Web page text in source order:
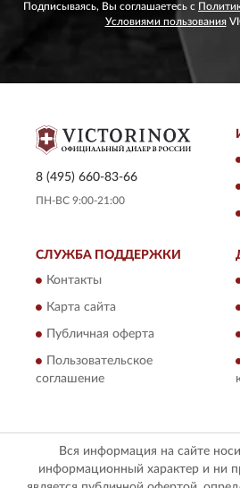
Подписываясь, Вы соглашаетесь с
Условиями пользования
8 (495) 660-83-66
ПН-ВС 9:00-21:00
СЛУЖБА ПОДДЕРЖКИ
Контакты
Карта сайта
Публичная оферта
Пользовательское
соглашение
Вся информация на сайте
информационный характер и ни